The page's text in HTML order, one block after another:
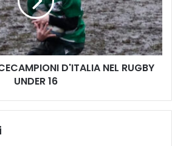
D'ITALIA NEL RUGBY
UNDER 16